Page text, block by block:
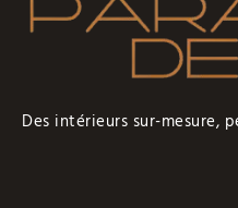
Des intérieurs sur-mesure,